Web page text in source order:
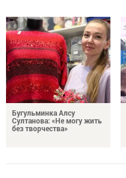
Бугульминка Алсу
Султанова: «Не могу жить
без творчества»